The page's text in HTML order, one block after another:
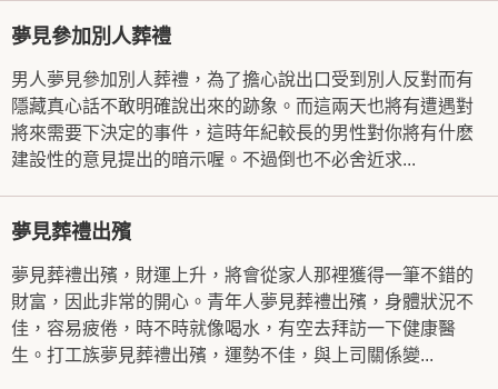
夢見參加別人葬禮
男人夢見參加別人葬禮，為了擔心說出口受到別人反對而有
隱藏真心話不敢明確說出來的跡象。而這兩天也將有遭遇對
將來需要下決定的事件，這時年紀較長的男性對你將有什麽
建設性的意見提出的暗示喔。不過倒也不必舍近求...
夢見葬禮出殯
夢見葬禮出殯，財運上升，將會從家人那裡獲得一筆不錯的
財富，因此非常的開心。青年人夢見葬禮出殯，身體狀況不
佳，容易疲倦，時不時就像喝水，有空去拜訪一下健康醫
生。打工族夢見葬禮出殯，運勢不佳，與上司關係變...